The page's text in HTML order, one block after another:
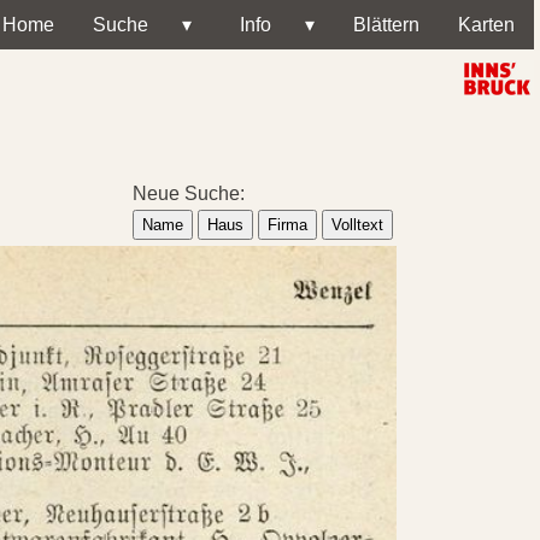
Home Suche ▾ Info ▾ Blättern Karten
Neue Suche:
Name Haus Firma Volltext